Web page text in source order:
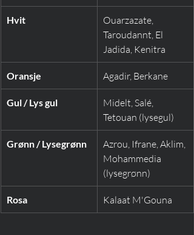
Hvit
Ouarzazate,
Taroudannt, El
Jadida, Kenitra
Oransje Agadir, Berkane
Gul / Lys gul
Midelt, Salé,
Tetouan (lysegul)
Grønn / Lysegrønn
Azrou, Ifrane, Aklim,
Mohammedia
(lysegrønn)
Rosa Kalaat M'Gouna